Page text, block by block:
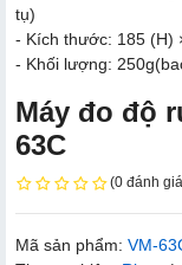
tụ)
- Kích thước: 185 (H)
- Khối lượng:
Máy đo độ
63C
(0 đánh
Mã sản phẩm: VM-